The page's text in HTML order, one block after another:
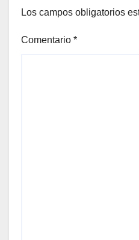
Los campos obligatorios
Comentario *